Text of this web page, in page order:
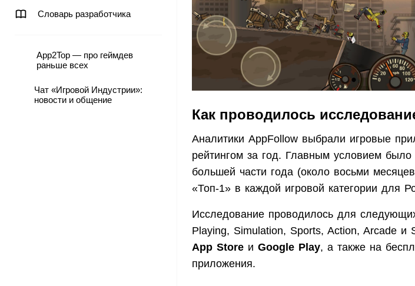
Словарь разработчика
App2Top — про геймдев
раньше всех
Чат «Игровой Индустрии»:
новости и общение
Как проводилось
Аналитики AppFollow выбрали игровые
рейтингом за год. Главным условием
большей части года (около восьми
«Топ-1» в каждой игровой категории для
Исследование проводилось для
Playing, Simulation, Sports, Action, Arcade и
App Store и Google Play, а также на
приложения.